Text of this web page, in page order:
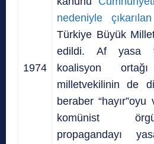
1974
nedeniyle
Türkiye Büyük
edildi. Af yasa
koalisyon
milletvekilinin de
beraber
komünist
propagandayı